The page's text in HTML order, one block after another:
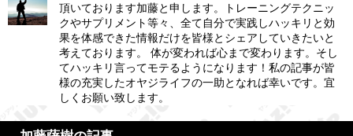
頂いております加藤と申します。トレーニングテクニッ
クやサプリメント等々、全て自分で実践しハッキリと効
果を体感できた情報だけを皆様とシェアしていきたいと
考えております。 体が変われば心まで変わります。そし
てハッキリ言ってモテるようになります！私の記事が皆
様の充実したオヤジライフの一助となれば幸いです。宜
しくお願い致します。